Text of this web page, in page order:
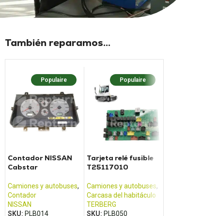
También reparamos...
Populaire
Contador NISSAN
Cabstar
Camiones y autobuses,
Contador
NISSAN
SKU: PLB014
Populaire
Tarjeta relé fusible
T25117010
Camiones y autobuses,
Carcasa del habitáculo
TERBERG
SKU: PLB050